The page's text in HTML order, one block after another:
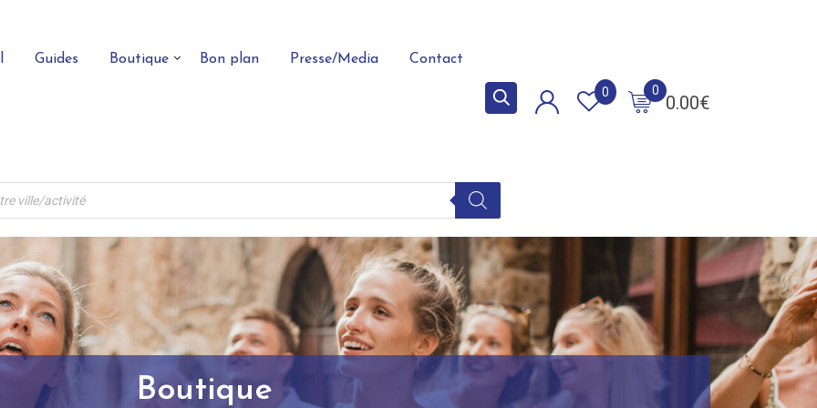
Guides Boutique Bon plan Presse/Media Contact
0.00€
0
0
Boutique